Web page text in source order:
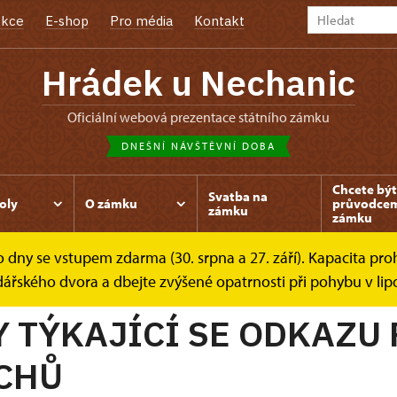
E-shop Pro média Kontakt
Hrádek u Nechanic
oficiální webová prezentace státního zámku
DNEŠNÍ NÁVŠTĚVNÍ DOBA
O zámku
Svatba na
zámku
Chcete být
zámku
dny se vstupem zdarma (30. srpna a 27. září). Kapacita
dvora a dbejte zvýšené opatrnosti při pohybu v
TÝKAJÍCÍ SE ODKAZU